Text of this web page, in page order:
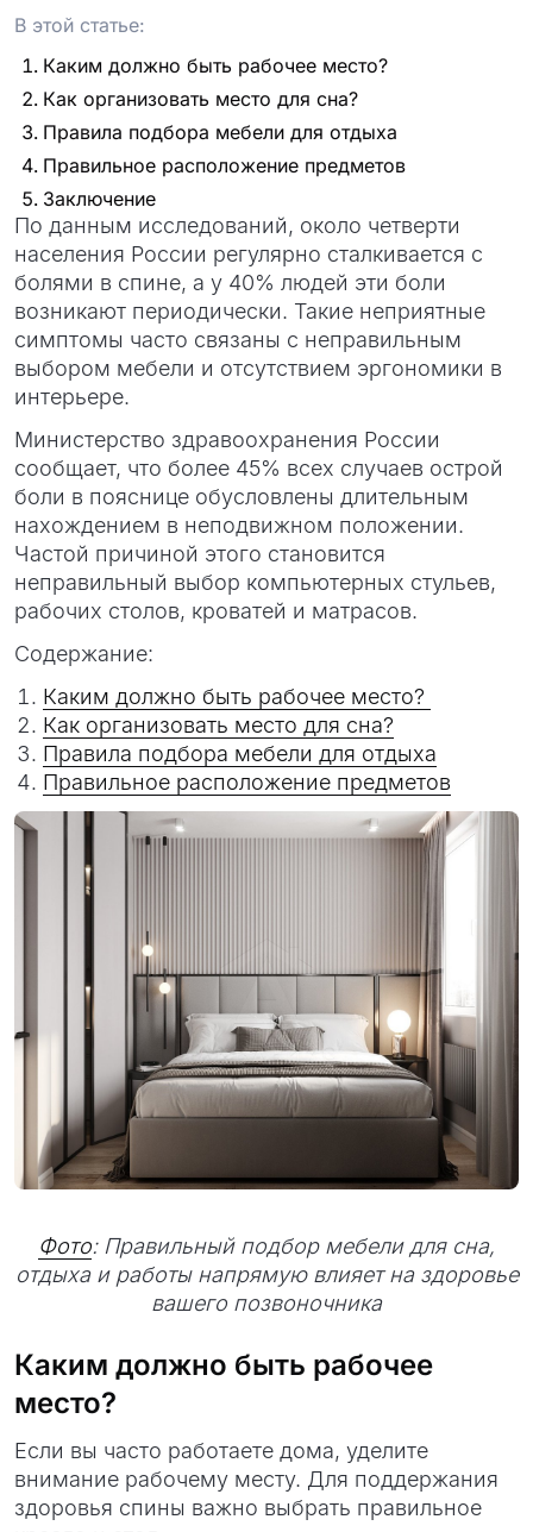
В этой статье:
Каким должно быть рабочее место?
Как организовать место для сна?
Правила подбора мебели для отдыха
Правильное расположение предметов
Заключение
По данным исследований, около четверти
населения России регулярно сталкивается с
болями в спине, а у 40% людей эти боли
возникают периодически. Такие неприятные
симптомы часто связаны с неправильным
выбором мебели и отсутствием эргономики в
интерьере.
Министерство здравоохранения России
сообщает, что более 45% всех случаев острой
боли в пояснице обусловлены длительным
нахождением в неподвижном положении.
Частой причиной этого становится
неправильный выбор компьютерных стульев,
рабочих столов, кроватей и матрасов.
Содержание:
Каким должно быть рабочее место?
Как организовать место для сна?
Правила подбора мебели для отдыха
Правильное расположение предметов
Фото: Правильный подбор мебели для сна,
отдыха и работы напрямую влияет на здоровье
вашего позвоночника
Каким должно быть рабочее
место?
Если вы часто работаете дома, уделите
внимание рабочему месту. Для поддержания
здоровья спины важно выбрать правильное